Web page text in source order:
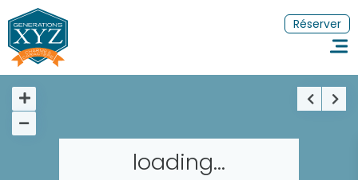
Réserver
loading...